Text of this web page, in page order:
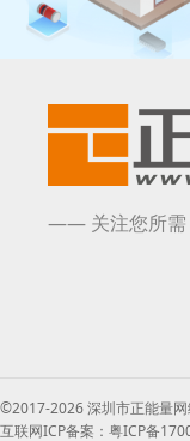
—— 关注您所需
©2017-2026 深圳市正能量
互联网ICP备案：粤ICP备